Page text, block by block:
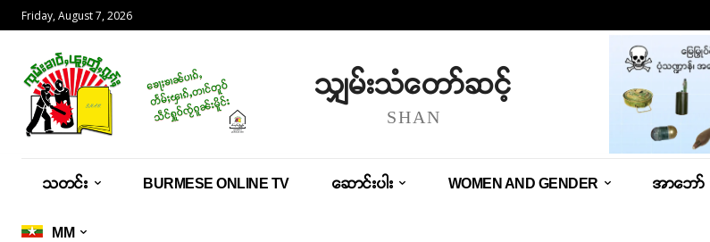
Friday, August 7, 2026
သျှမ်းသံတော်ဆင့်
SHAN
သတင်း BURMESE ONLINE TV ဆောင်းပါး WOMEN AND GENDER အာဘော်
MM